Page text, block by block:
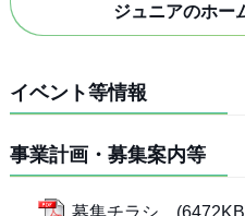
ジュニアのホー
イベント等情報
事業計画・募集案内等
募集チラシ